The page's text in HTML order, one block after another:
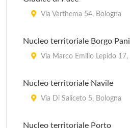
Via Varthema 54, Bologna
Nucleo territoriale Borgo
Via Marco Emilio Lepido 17,
Nucleo territoriale Navile
Via Di Saliceto 5, Bologna
Nucleo territoriale Porto